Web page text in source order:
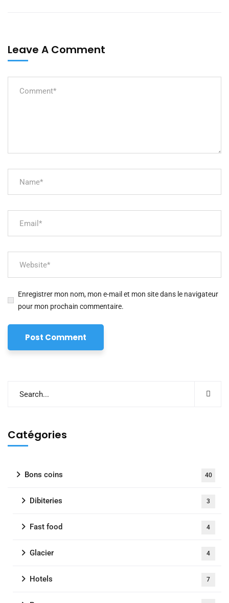
Leave A Comment
Enregistrer mon nom, mon e-mail et mon site dans le navigateur
pour mon prochain commentaire.
Catégories
Bons coins 40
Dibiteries 3
Fast food 4
Glacier 4
Hotels 7